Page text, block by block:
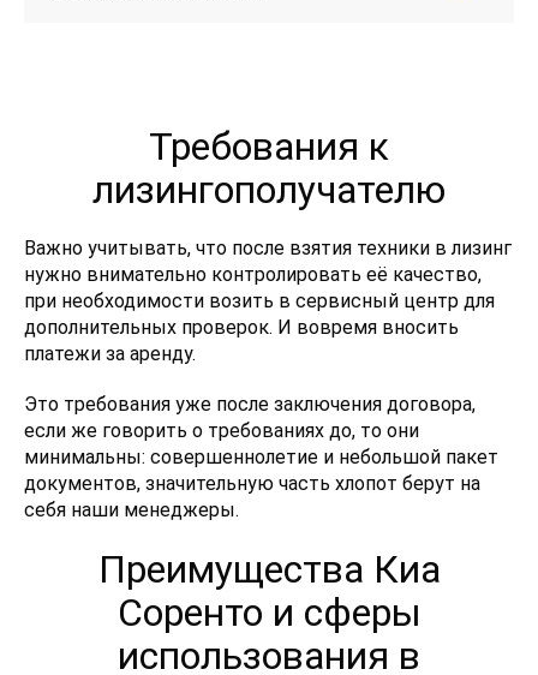
Требования к
лизингополучателю
Важно учитывать, что после взятия техники в лизинг
нужно внимательно контролировать её качество,
при необходимости возить в сервисный центр для
дополнительных проверок. И вовремя вносить
платежи за аренду.
Это требования уже после заключения договора,
если же говорить о требованиях до, то они
минимальны: совершеннолетие и небольшой пакет
документов, значительную часть хлопот берут на
себя наши менеджеры.
Преимущества Киа
Соренто и сферы
использования в